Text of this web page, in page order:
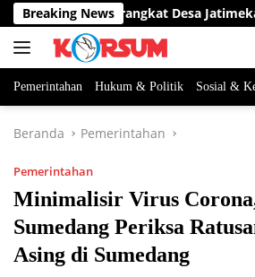
Langsung
ke
konten
Breaking News
Jabatan Perangkat Desa Jatimekar,
Pemerintahan Hukum & Politik Sosial &
Beranda Pemerintahan
Pemerintahan
Minimalisir Virus
Sumedang Periksa
Asing di Sumedang